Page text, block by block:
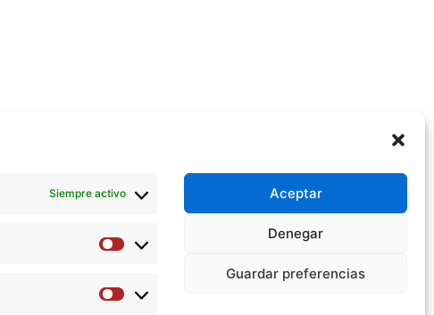
Siempre activo
Preferencias
Estadísticas
Aceptar
Denegar
Guardar preferencias